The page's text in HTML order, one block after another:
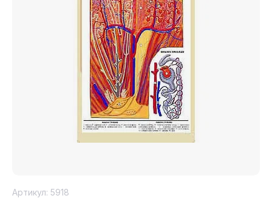
Артикул: 5918